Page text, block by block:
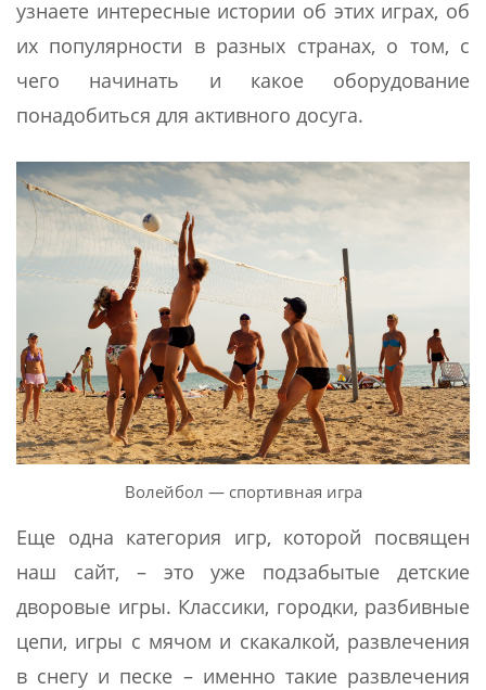
узнаете интересные истории об этих играх, об
их популярности в разных странах, о том, с
чего начинать и какое оборудование
понадобиться для активного досуга.
Волейбол — спортивная игра
Еще одна категория игр, которой посвящен
наш сайт, – это уже подзабытые детские
дворовые игры. Классики, городки, разбивные
цепи, игры с мячом и скакалкой, развлечения
в снегу и песке – именно такие развлечения